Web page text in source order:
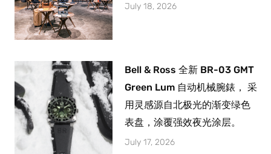
July 18, 2026
Bell & Ross 全新 BR-03 GMT
Green Lum 自动机械腕錶， 采
用灵感源自北极光的渐变绿色
表盘，涂覆强效夜光涂层。
July 17, 2026